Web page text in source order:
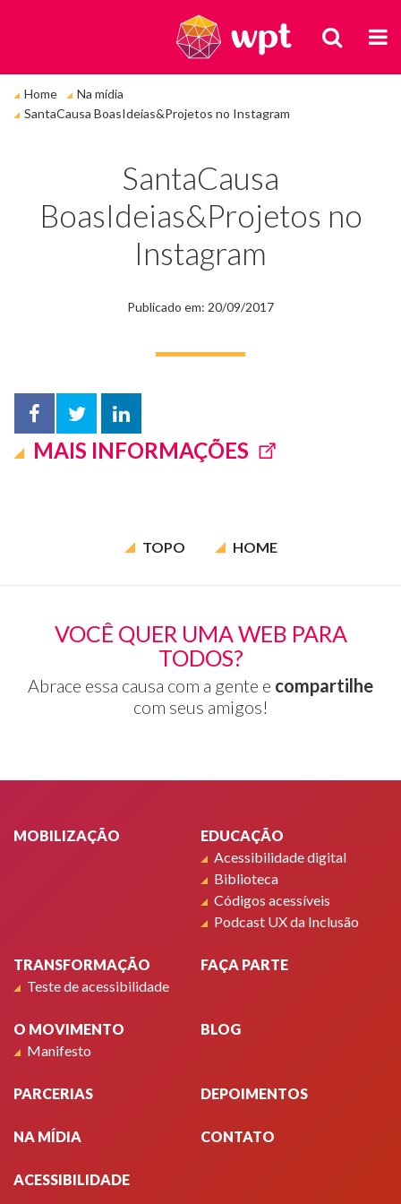
BUSCA
está
em:
Home
Na mídia
SantaCausa BoasIdeias&Projetos no Instagram
SantaCausa
BoasIdeias&Projetos no
Instagram
Publicado em: 20/09/2017
Facebook
TwitterLinkedIn
compartilhar
MAIS INFORMAÇÕES
TOPO HOME
VOCÊ QUER UMA WEB PARA
TODOS?
Abrace essa causa com a gente e compartilhe
com seus amigos!
MOBILIZAÇÃO
EDUCAÇÃO
Acessibilidade digital
Biblioteca
Códigos acessíveis
Podcast UX da Inclusão
TRANSFORMAÇÃO
Teste de acessibilidade
FAÇA PARTE
O MOVIMENTO
Manifesto
BLOG
PARCERIAS DEPOIMENTOS
NA MÍDIA CONTATO
ACESSIBILIDADE